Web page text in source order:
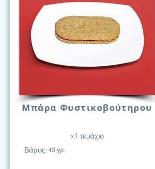
Μπάρα Φυστικοβούτηρου
x1 τεμάχιο
Βάρος: 40 γρ.